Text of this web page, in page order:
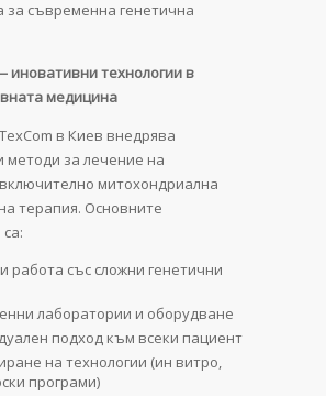
за съвременна генетична
иновативни технологии в
медицина
в Киев внедрява
методи за лечение на
митохондриална
терапия. Основните
работа със сложни генетични
лаборатории и оборудване
подход към всеки пациент
на технологии (ин витро,
програми)